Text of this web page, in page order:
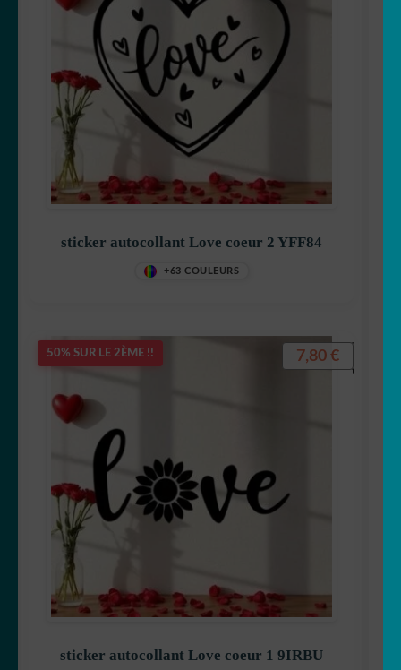
sticker autocollant Love coeur 2 YFF84
+63 COULEURS
50% SUR LE 2ÈME !!
sticker autocollant Love coeur 1 9IRBU
7,80 €